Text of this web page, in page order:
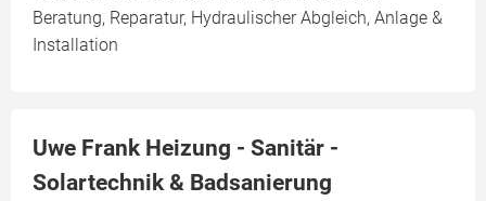
Beratung, Reparatur, Hydraulischer Abgleich, Anlage &
Installation
Uwe Frank Heizung - Sanitär -
Solartechnik & Badsanierung